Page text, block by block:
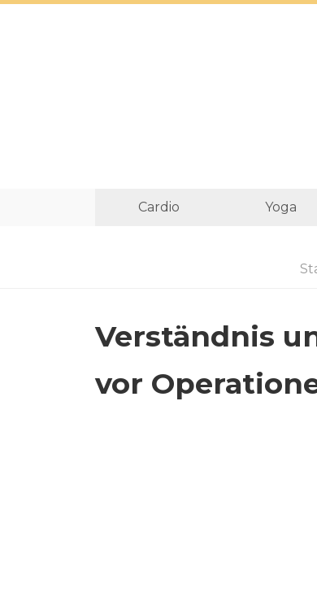
Cardio Yoga
Verständnis
vor